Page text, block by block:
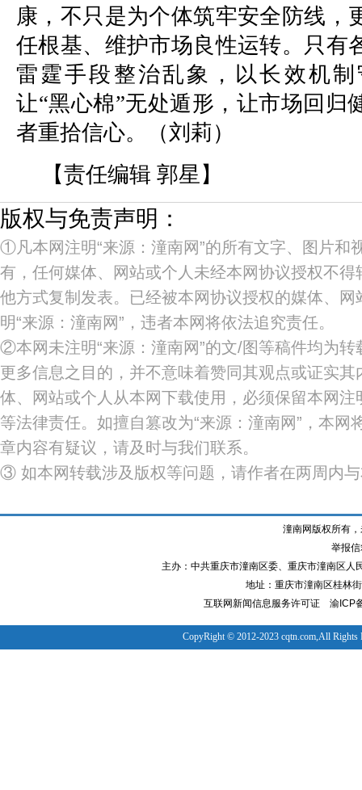
康，不只是为个体筑牢安全防线，
任根基、维护市场良性运转。只有
雷霆手段整治乱象，以长效机
让“黑心棉”无处遁形，让市场回归
者重拾信心。（刘莉）
【责任编辑 郭星】
版权与免责声明：
①凡本网注明“来源：潼南网”的所有文字、图片和
有，任何媒体、网站或个人未经本网协议授权不
他方式复制发表。已经被本网协议授权的媒体、
明“来源：潼南网”，违者本网将依法追究责任。
②本网未注明“来源：潼南网”的文/图等稿件均为
更多信息之目的，并不意味着赞同其观点或证实
体、网站或个人从本网下载使用，必须保留本网注
等法律责任。如擅自篡改为“来源：潼南网”，本网
章内容有疑议，请及时与我们联系。
③ 如本网转载涉及版权等问题，请作者在两周内
潼南网版权所有
举报
主办：中共重庆市潼南区委、重庆市潼南区
地址：重庆市潼南区桂林
互联网新闻信息服务许可证
渝ICP
CopyRight © 2012-2023 cqtn.com,All Rights